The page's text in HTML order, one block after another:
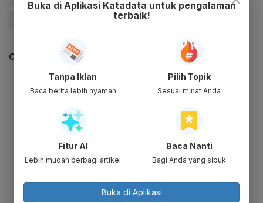
#Update Me
CEK JUGA DATA INI
Buka di Aplikasi Katadata untuk pengalaman
terbaik!
Tanpa Iklan
Baca berita lebih nyaman
Pilih Topik
Sesuai minat Anda
Fitur AI
Lebih mudah berbagi artikel
Baca Nanti
Bagi Anda yang sibuk
Buka di Aplikasi